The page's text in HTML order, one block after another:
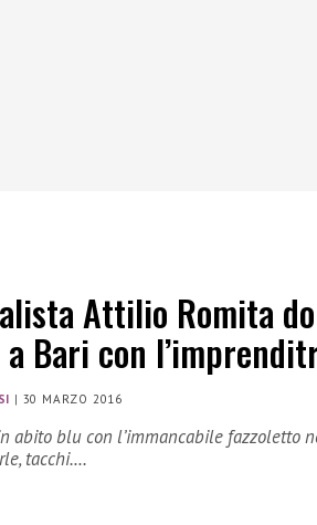
Attilio Romita
a Bari con
| 30 MARZO 2016
abito blu con l’immancabile fazzoletto
tacchi.…